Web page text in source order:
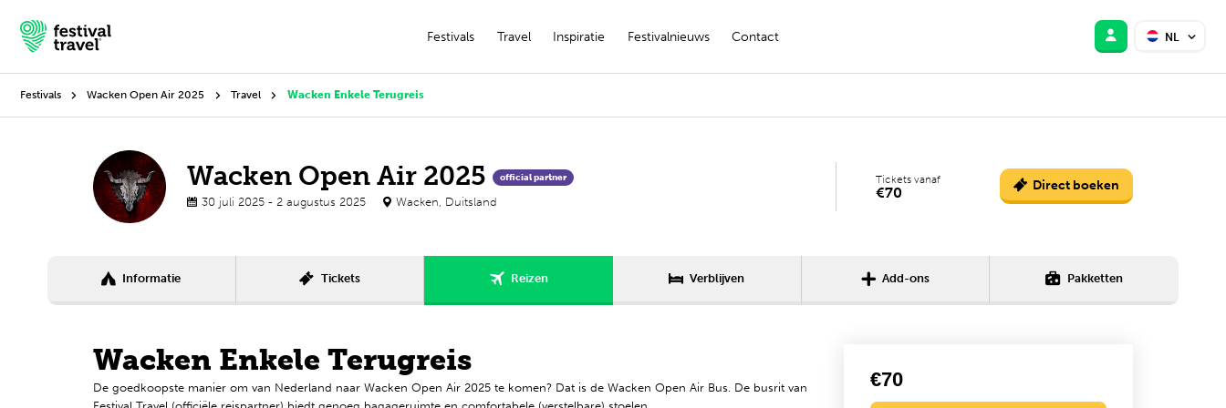
Festivals Travel Inspiratie Festivalnieuws Contact NL
Festivals
Travel
Festivalnieuws
Mijn account
Festivals Wacken Open Air 2025 Travel Wacken Enkele Terugreis
Wacken Open Air 2025 official partner
30 juli 2025 - 2 augustus 2025 Wacken, Duitsland
Tickets vanaf
€70 Direct boeken
Informatie Tickets Reizen Verblijven Add-ons Pakketten
Wacken Enkele Terugreis
De goedkoopste manier om van Nederland naar Wacken Open Air 2025 te komen? Dat is de Wacken Open Air Bus. De busrit van
€70